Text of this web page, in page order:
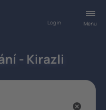
Menu
Log in
- Kirazli